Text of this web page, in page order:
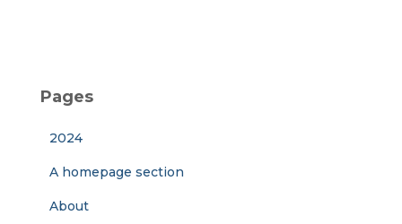
Pages
2024
A homepage section
About